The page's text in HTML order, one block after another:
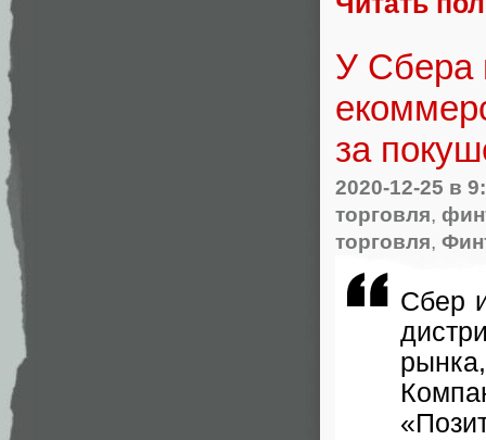
У Сбера
за
2020-12-25 в
торговля,
торговля,
Сбер
рынка,
«